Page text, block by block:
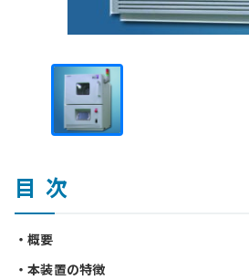
目次
概要
本装置の特徴